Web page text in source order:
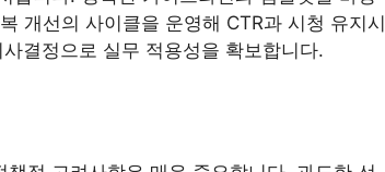
선의 사이클을 운영해 CTR과 시청 유지시
결정으로 실무 적용성을 확보합니다.